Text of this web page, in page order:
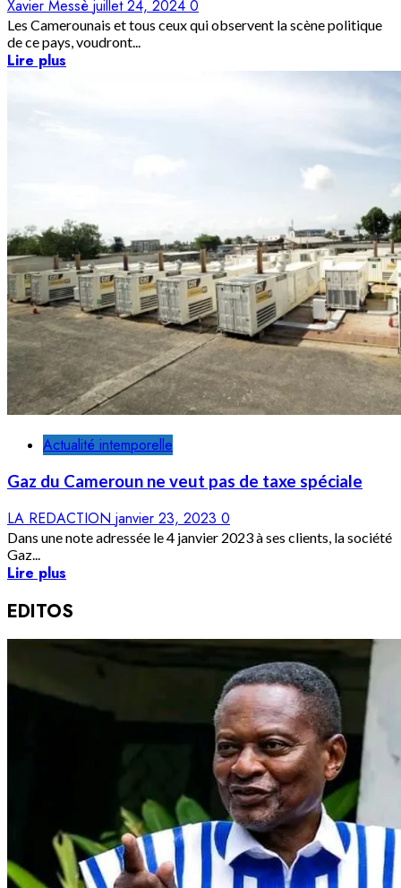
Xavier Messè juillet 24, 2024 0
Les Camerounais et tous ceux qui observent la scène politique
de ce pays, voudront...
Lire plus
Actualité intemporelle
Gaz du Cameroun ne veut pas de taxe spéciale
LA REDACTION janvier 23, 2023 0
Dans une note adressée le 4 janvier 2023 à ses clients, la société
Gaz...
Lire plus
EDITOS